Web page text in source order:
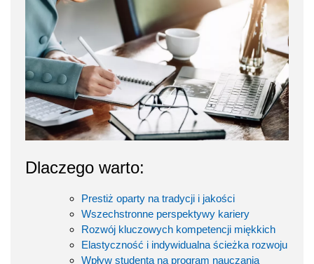
Dlaczego warto:
Prestiż oparty na tradycji i jakości
Wszechstronne perspektywy kariery
Rozwój kluczowych kompetencji miękkich
Elastyczność i indywidualna ścieżka rozwoju
Wpływ studenta na program nauczania